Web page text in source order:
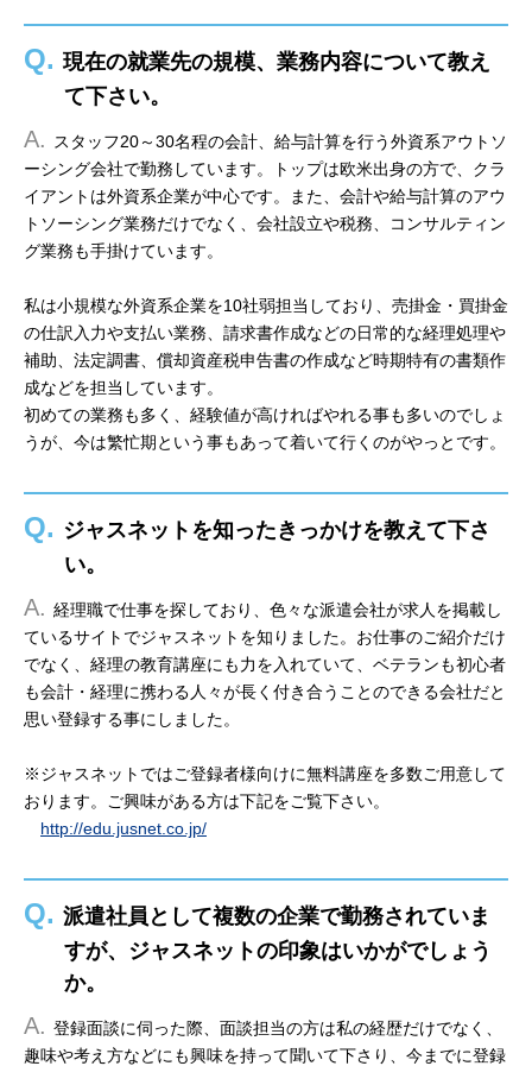
Q. 現在の就業先の規模、業務内容について教え
て下さい。
A.
スタッフ20～30名程の会計、給与計算を行う外資系アウトソ
ーシング会社で勤務しています。トップは欧米出身の方で、クラ
イアントは外資系企業が中心です。また、会計や給与計算のアウ
トソーシング業務だけでなく、会社設立や税務、コンサルティン
グ業務も手掛けています。
私は小規模な外資系企業を10社弱担当しており、売掛金・買掛金
の仕訳入力や支払い業務、請求書作成などの日常的な経理処理や
補助、法定調書、償却資産税申告書の作成など時期特有の書類作
成などを担当しています。
初めての業務も多く、経験値が高ければやれる事も多いのでしょ
うが、今は繁忙期という事もあって着いて行くのがやっとです。
Q. ジャスネットを知ったきっかけを教えて下さ
い。
A. 経理職で仕事を探しており、色々な派遣会社が求人を掲載し
ているサイトでジャスネットを知りました。お仕事のご紹介だけ
でなく、経理の教育講座にも力を入れていて、ベテランも初心者
も会計・経理に携わる人々が長く付き合うことのできる会社だと
思い登録する事にしました。
※ジャスネットではご登録者様向けに無料講座を多数ご用意して
おります。ご興味がある方は下記をご覧下さい。
http://edu.jusnet.co.jp/
Q. 派遣社員として複数の企業で勤務されていま
すが、ジャスネットの印象はいかがでしょう
か。
A. 登録面談に伺った際、面談担当の方は私の経歴だけでなく、
趣味や考え方などにも興味を持って聞いて下さり、今までに登録